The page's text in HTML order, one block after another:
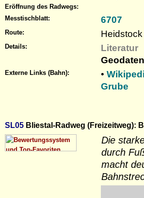
Eröffnung des Radwegs:
Messtischblatt:
6707
Route:
Details:
Literatur
Externe Links (Bahn): •
Grube
SL05 Bliestal-Radweg (Freizeitweg):
Die
durch
macht